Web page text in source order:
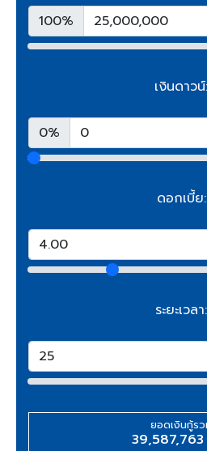
100%
เงินดาวน์:
0%
ดอกเบี้ย:
ระยะเวลา:
ยอดเงินกู้ร
39,587,763